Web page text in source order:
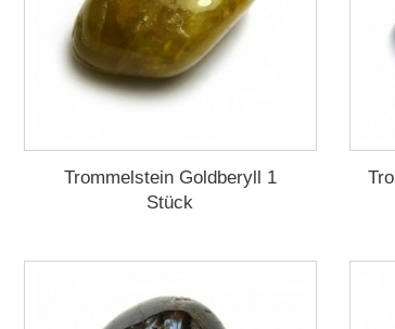
Trommelstein Goldberyll 1
Stück